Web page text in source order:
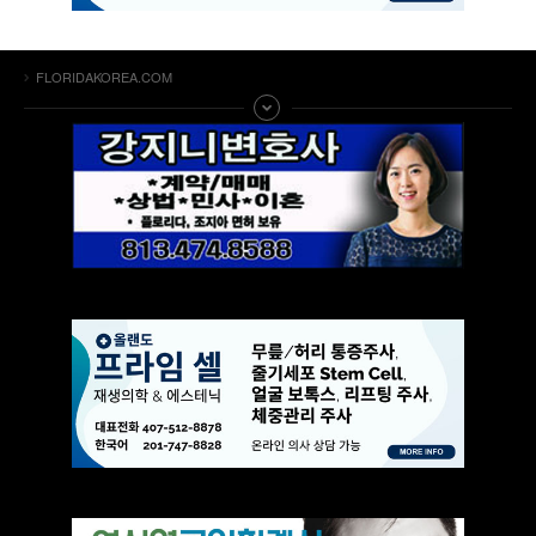
FLORIDAKOREA.COM